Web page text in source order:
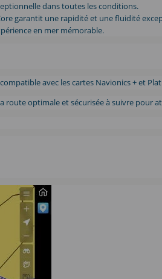
dans toutes les conditions.
garantit une rapidité et une fluidité
en mer mémorable.
compatible avec les cartes Navionics + et
route optimale et sécurisée à suivre pour